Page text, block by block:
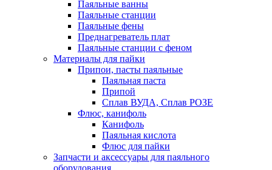
Паяльные ванны
Паяльные станции
Паяльные фены
Преднагреватель плат
Паяльные станции с феном
Материалы для пайки
Припои, пасты паяльные
Паяльная паста
Припой
Сплав ВУДА, Сплав РОЗЕ
Флюс, канифоль
Канифоль
Паяльная кислота
Флюс для пайки
Запчасти и аксессуары для паяльного
оборудования